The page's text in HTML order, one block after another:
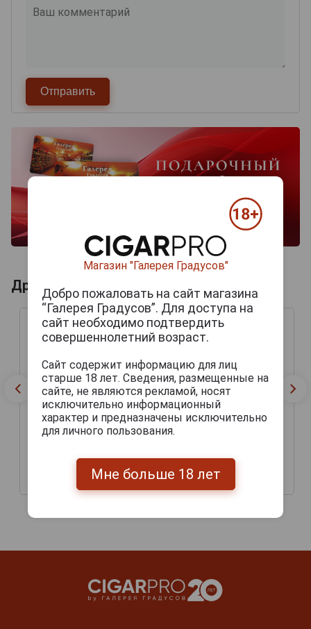
Другие продукты бренда HARBIN
Харбин Премиум 0.61л
233 руб.
Харбин Премиум 0.33л
140 руб.
Магазин "Галерея Градусов"
Добро пожаловать на сайт магазина
“Галерея Градусов”. Для доступа на
сайт необходимо подтвердить
совершеннолетний возраст.
Сайт содержит информацию для лиц
старше 18 лет. Сведения, размещенные на
сайте, не являются рекламой, носят
исключительно информационный
характер и предназначены исключительно
для личного пользования.
Мне больше 18 лет